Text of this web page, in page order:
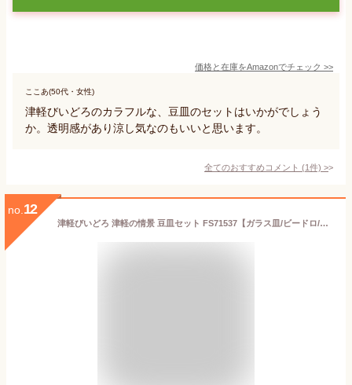
価格と在庫をAmazonでチェック >>
ここあ(50代・女性)
津軽びいどろのカラフルな、豆皿のセットはいかがでしょう
か。透明感があり涼し気なのもいいと思います。
全てのおすすめコメント (1件) >
no. 12
津軽びいどろ 津軽の情景 豆皿セット FS71537【ガラス皿/ビードロ/日本製/プレート/小皿/結婚祝い/ギフト】